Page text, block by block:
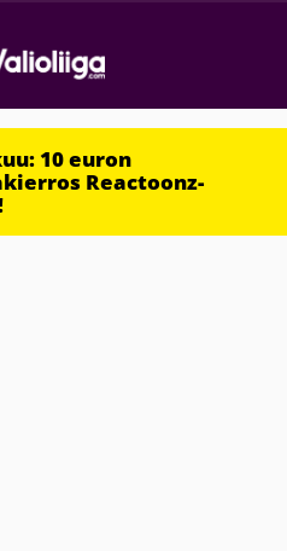
10 euron
Reactoonz-